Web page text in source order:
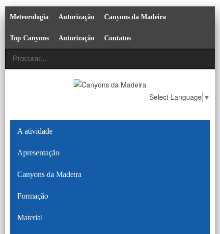
Meteorologia Autorização Canyons da Madeira
Top Canyons Autorização Contatos
Select Language ▼
A atividade
Apresentação
Canyons da Madeira
Formação
Material